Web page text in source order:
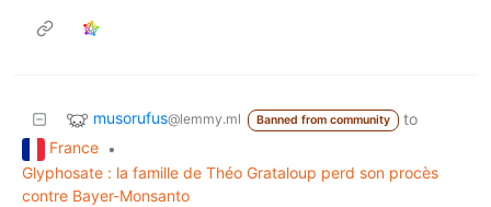
musorufus@lemmy.ml Banned from community
to
France •
Glyphosate : la famille de Théo Grataloup perd son procès
contre Bayer-Monsanto